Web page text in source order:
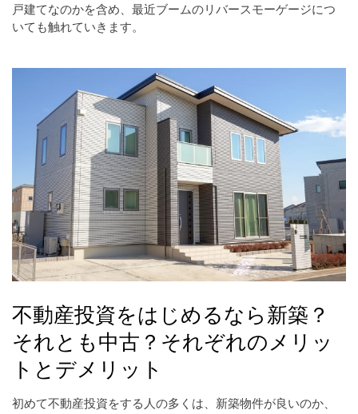
戸建てなのかを含め、最近ブームのリバースモーゲージにつ
いても触れていきます。
不動産投資をはじめるなら新築？
それとも中古？それぞれのメリッ
トとデメリット
初めて不動産投資をする人の多くは、新築物件が良いのか、